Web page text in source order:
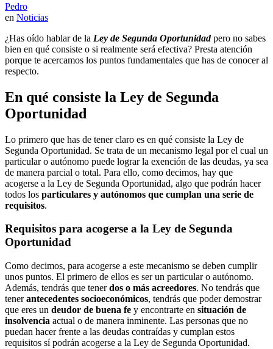
Pedro
en Noticias
¿Has oído hablar de la Ley de Segunda Oportunidadpero no sabes
bien en qué consiste o si realmente será efectiva? Presta atención
porque te acercamos los puntos fundamentales que has de conocer al
respecto.
En qué consiste la Ley de Segunda
Oportunidad
Lo primero que has de tener claro es en qué consiste la Ley de
Segunda Oportunidad. Se trata de un mecanismo legal por el cual un
particular o autónomo puede lograr la exención de las deudas, ya sea
de manera parcial o total. Para ello, como decimos, hay que
acogerse a la Ley de Segunda Oportunidad, algo que podrán hacer
todos los particulares y autónomos que cumplan una serie de
requisitos.
Requisitos para acogerse a la Ley de Segunda
Oportunidad
Como decimos, para acogerse a este mecanismo se deben cumplir
unos puntos. El primero de ellos es ser un particular o autónomo.
Además, tendrás que tenerdos o más acreedores. No tendrás que
tenerantecedentes socioeconómicos, tendrás que poder demostrar
que eres un deudor de buena fe y encontrarte en situación de
insolvencia actual o de manera inminente. Las personas que no
puedan hacer frente a las deudas contraídas y cumplan estos
requisitos sí podrán acogerse a la Ley de Segunda Oportunidad.